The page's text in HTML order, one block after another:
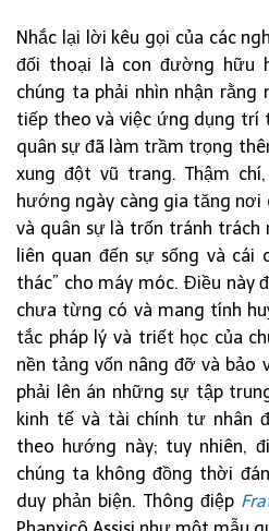
Nhắc lại lời kêu gọi của các
đối thoại là con đường hữu
chúng ta phải nhìn nhận rằng
tiếp theo và việc ứng dụng trí
quân sự đã làm trầm trọng
xung đột vũ trang. Thậm
hướng ngày càng gia tăng nơi
và quân sự là trốn tránh trách
liên quan đến sự sống và cái
thác” cho máy móc. Điều này
chưa từng có và mang tính
tắc pháp lý và triết học của
nền tảng vốn nâng đỡ và bảo
phải lên án những sự tập
kinh tế và tài chính tư nhân
theo hướng này; tuy nhiên,
chúng ta không đồng thời
duy phản biện. Thông điệp